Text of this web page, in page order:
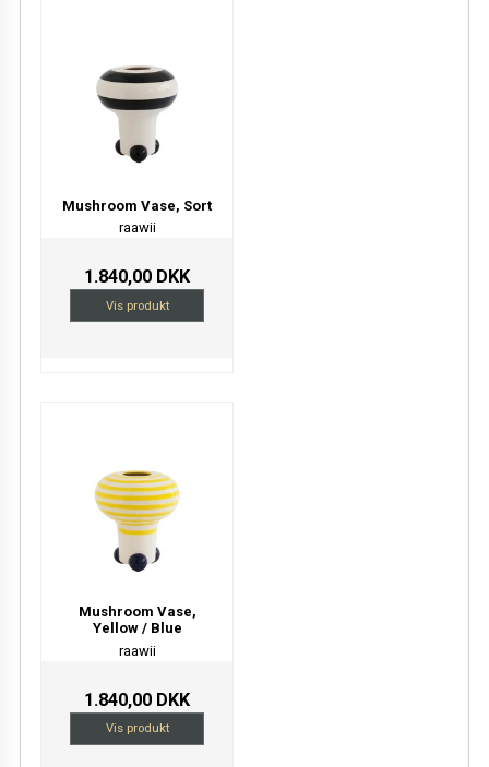
Mushroom Vase, Sort
raawii
1.840,00 DKK
Vis produkt
Mushroom Vase,
Yellow / Blue
raawii
1.840,00 DKK
Vis produkt